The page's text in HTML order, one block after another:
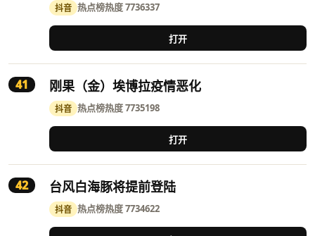
抖音 热点榜热度 7736337
打开
41 刚果（金）埃博拉疫情恶化
抖音 热点榜热度 7735198
打开
42 台风白海豚将提前登陆
抖音 热点榜热度 7734622